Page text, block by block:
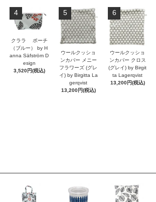
4
クララ ポーチ
（ブルー） by H
anna Säfström D
esign
3,520円(税込)
5
ウールクッショ
ンカバー メニー
フラワーズ (グレ
イ) by Birgitta La
gerqvist
13,200円(税込)
6
ウールクッショ
ンカバー クロス
(グレイ) by Birgit
ta Lagerqvist
13,200円(税込)